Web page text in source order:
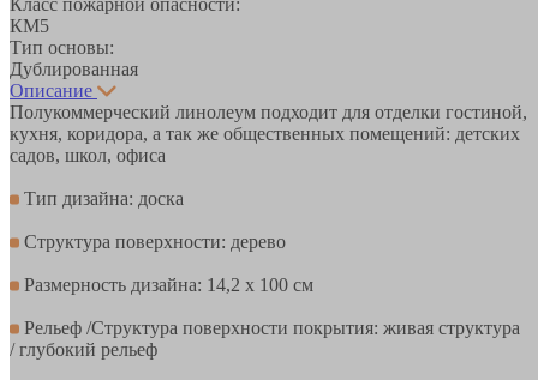
КМ5
Тип основы:
Дублированная
Описание
Полукоммерческий линолеум подходит для отделки гостиной,
кухня, коридора, а так же общественных помещений: детских
садов, школ, офиса
Тип дизайна: доска
Структура поверхности: дерево
Размерность дизайна: 14,2 х 100 см
Рельеф /Структура поверхности покрытия: живая структура
/ глубокий рельеф